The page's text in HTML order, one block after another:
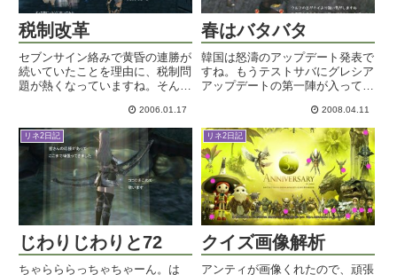
税制改革
セブンサイン絡みで黄昏の連勝が
続いていたことを理由に、税制問
題が熱くなっていますね。そんな
率上げたらええがな・・ｗ城主に
なったら、税金取れるし、黎明勝
ち続けるしウマー！っていう連鎖
がないと、戦争が盛り上がらな
い...
2006.01.17
春はバタバタ
韓国は怒濤のアップデート発表で
すね。もうテストサバにグレシア
アップデートの第一陣が入って来
ト情報と混乱しそうなのですが、
ちょいと気になったところだけ。
あくまでも私の予測の範囲を出ま
せんので、鵜呑みにしないよう
に...
2008.04.11
リネ2日記
じわりじわりと72
ちゃらららっちゃちゃーん。は
リネ2日記
クイズ画像解析
アンティが画像くれたので、頑張